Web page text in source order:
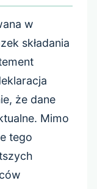
w
składania
że dane
Mimo
tego